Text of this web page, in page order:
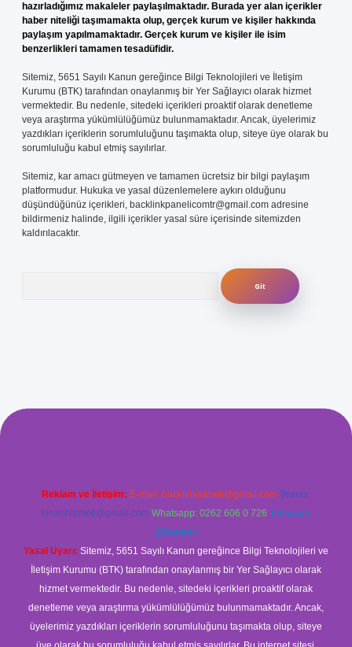
hazırladığımız makaleler paylaşılmaktadır. Burada yer alan içerikler
haber niteliği taşımamakta olup, gerçek kurum ve kişiler hakkında
paylaşım yapılmamaktadır. Gerçek kurum ve kişiler ile isim
benzerlikleri tamamen tesadüfidir.
Sitemiz, 5651 Sayılı Kanun gereğince Bilgi Teknolojileri ve İletişim
Kurumu (BTK) tarafından onaylanmış bir Yer Sağlayıcı olarak hizmet
vermektedir. Bu nedenle, sitedeki içerikleri proaktif olarak denetleme
veya araştırma yükümlülüğümüz bulunmamaktadır. Ancak, üyelerimiz
yazdıkları içeriklerin sorumluluğunu taşımakta olup, siteye üye olarak bu
sorumluluğu kabul etmiş sayılırlar.
Sitemiz, kar amacı gütmeyen ve tamamen ücretsiz bir bilgi paylaşım
platformudur. Hukuka ve yasal düzenlemelere aykırı olduğunu
düşündüğünüz içerikleri, backlinkpanelicomtr@gmail.com adresine
bildirmeniz halinde, ilgili içerikler yasal süre içerisinde sitemizden
kaldırılacaktır.
elexbetgiris.org
Reklam ve İletişim: E-mail: backlinkpaneli@gmail.com Teams:
forumhizmeti@gmail.com Whatsapp: 0262 606 0 726 Telegram:
@karabul
Yasal Uyarı: Sitemiz, 5651 Sayılı Kanun gereğince Bilgi Teknolojileri ve
İletişim Kurumu (BTK) tarafından onaylanmış bir Yer Sağlayıcı olarak
hizmet vermektedir. Bu nedenle, sitedeki içerikleri proaktif olarak
denetleme veya araştırma yükümlülüğümüz bulunmamaktadır. Ancak,
üyelerimiz yazdıkları içeriklerin sorumluluğunu taşımakta olup, siteye